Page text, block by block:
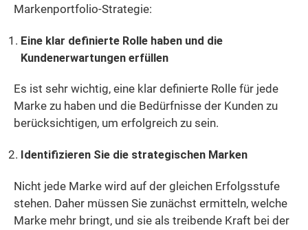
Markenportfolio-Strategie:
Eine klar definierte Rolle haben und die
Kundenerwartungen erfüllen
Es ist sehr wichtig, eine klar definierte Rolle für jede
Marke zu haben und die Bedürfnisse der Kunden zu
berücksichtigen, um erfolgreich zu sein.
Identifizieren Sie die strategischen Marken
Nicht jede Marke wird auf der gleichen Erfolgsstufe
stehen. Daher müssen Sie zunächst ermitteln, welche
Marke mehr bringt, und sie als treibende Kraft bei der